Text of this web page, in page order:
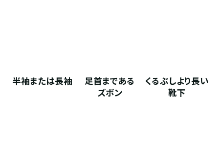
半袖または長袖
足首まである
ズボン
くるぶしより長い
靴下